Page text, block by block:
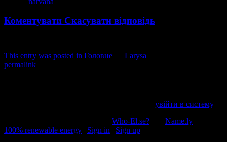
Коментувати Скасувати відповідь
This entry was posted in Головне Larysa
permalink
увійти в систему.
Who-El.se? Name.ly
100% renewable energy
Sign in Sign up